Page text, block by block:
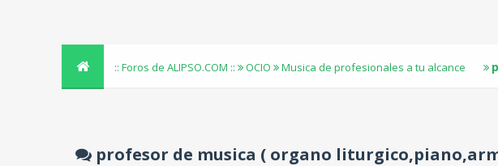
:: Foros de ALIPSO.COM :: OCIO Musica de profesionales a tu alcance
profesor de musica ( organo